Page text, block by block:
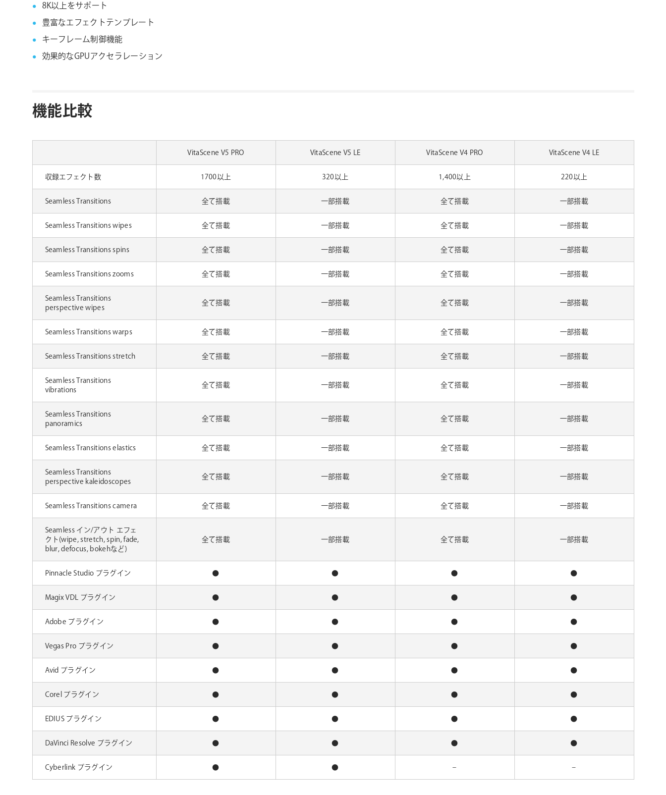
8K以上をサポート
豊富なエフェクトテンプレート
キーフレーム制御機能
効果的なGPUアクセラレーション
機能比較
VitaScene V5 PRO VitaScene V5 LE VitaScene V4 PRO VitaScene V4 LE
収録エフェクト数 1700以上 320以上 1,400以上 220以上
Seamless Transitions 全て搭載 一部搭載 全て搭載 一部搭載
Seamless Transitions wipes 全て搭載 一部搭載 全て搭載 一部搭載
Seamless Transitions spins 全て搭載 一部搭載 全て搭載 一部搭載
Seamless Transitions zooms 全て搭載 一部搭載 全て搭載 一部搭載
Seamless Transitions
perspective wipes
全て搭載 一部搭載 全て搭載 一部搭載
Seamless Transitions warps 全て搭載 一部搭載 全て搭載 一部搭載
Seamless Transitions stretch 全て搭載 一部搭載 全て搭載 一部搭載
Seamless Transitions
vibrations
全て搭載 一部搭載 全て搭載 一部搭載
Seamless Transitions
panoramics
全て搭載 一部搭載 全て搭載 一部搭載
Seamless Transitions elastics 全て搭載 一部搭載 全て搭載 一部搭載
Seamless Transitions
perspective kaleidoscopes
全て搭載 一部搭載 全て搭載 一部搭載
Seamless Transitions camera 全て搭載 一部搭載 全て搭載 一部搭載
Seamless イン/アウト エフェ
クト(wipe, stretch, spin, fade,
blur, defocus, bokehなど)
全て搭載 一部搭載 全て搭載 一部搭載
Pinnacle Studio プラグイン ● ● ● ●
Magix VDL プラグイン ● ● ● ●
Adobe プラグイン ● ● ● ●
Vegas Pro プラグイン ● ● ● ●
Avid プラグイン ● ● ● ●
Corel プラグイン ● ● ● ●
EDIUS プラグイン ● ● ● ●
DaVinci Resolve プラグイン ● ● ● ●
Cyberlink プラグイン ● ● – –